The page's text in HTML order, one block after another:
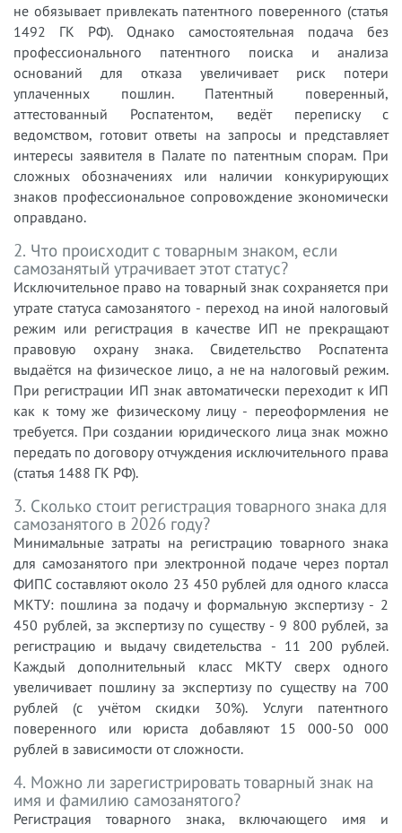
не обязывает привлекать патентного поверенного (статья
1492 ГК РФ). Однако самостоятельная подача без
профессионального патентного поиска и анализа
оснований для отказа увеличивает риск потери
уплаченных пошлин. Патентный поверенный,
аттестованный Роспатентом, ведёт переписку с
ведомством, готовит ответы на запросы и представляет
интересы заявителя в Палате по патентным спорам. При
сложных обозначениях или наличии конкурирующих
знаков профессиональное сопровождение экономически
оправдано.
2. Что происходит с товарным знаком, если
самозанятый утрачивает этот статус?
Исключительное право на товарный знак сохраняется при
утрате статуса самозанятого - переход на иной налоговый
режим или регистрация в качестве ИП не прекращают
правовую охрану знака. Свидетельство Роспатента
выдаётся на физическое лицо, а не на налоговый режим.
При регистрации ИП знак автоматически переходит к ИП
как к тому же физическому лицу - переоформления не
требуется. При создании юридического лица знак можно
передать по договору отчуждения исключительного права
(статья 1488 ГК РФ).
3. Сколько стоит регистрация товарного знака для
самозанятого в 2026 году?
Минимальные затраты на регистрацию товарного знака
для самозанятого при электронной подаче через портал
ФИПС составляют около 23 450 рублей для одного класса
МКТУ: пошлина за подачу и формальную экспертизу - 2
450 рублей, за экспертизу по существу - 9 800 рублей, за
регистрацию и выдачу свидетельства - 11 200 рублей.
Каждый дополнительный класс МКТУ сверх одного
увеличивает пошлину за экспертизу по существу на 700
рублей (с учётом скидки 30%). Услуги патентного
поверенного или юриста добавляют 15 000-50 000
рублей в зависимости от сложности.
4. Можно ли зарегистрировать товарный знак на
имя и фамилию самозанятого?
Регистрация товарного знака, включающего имя и